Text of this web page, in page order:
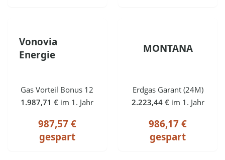
Vonovia
Energie
Gas Vorteil Bonus 12
1.987,71 € im 1. Jahr
987,57 €
gespart
MONTANA
Erdgas Garant (24M)
2.223,44 € im 1. Jahr
986,17 €
gespart